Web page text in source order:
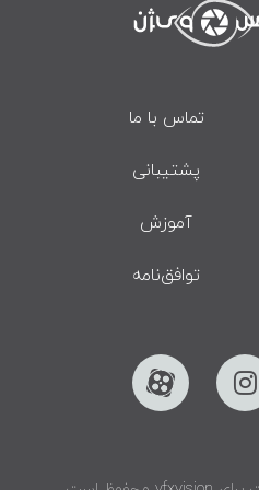
تماس با ما
پشتیبانی
آموزش
توافق‌نامه